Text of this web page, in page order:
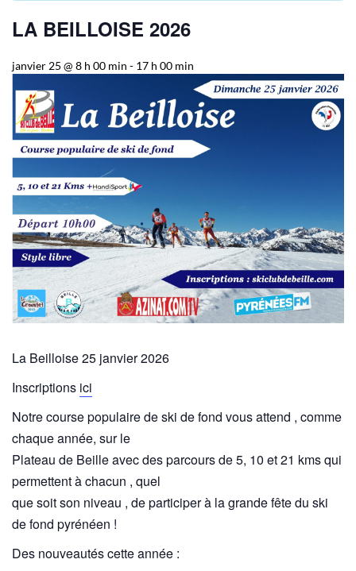
LA BEILLOISE 2026
janvier 25 @ 8 h 00 min - 17 h 00 min
La Beilloise 25 janvier 2026
Inscriptions ici
Notre course populaire de ski de fond vous attend , comme
chaque année, sur le
Plateau de Beille avec des parcours de 5, 10 et 21 kms qui
permettent à chacun , quel
que soit son niveau , de participer à la grande fête du ski
de fond pyrénéen !
Des nouveautés cette année :